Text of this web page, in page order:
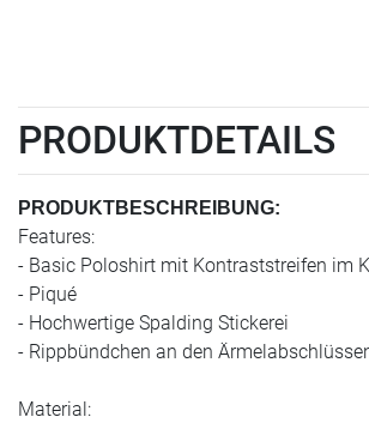
PRODUKTDETAILS
PRODUKTBESCHREIBUNG:
Features:
- Basic Poloshirt mit Kontraststreifen im
- Piqué
- Hochwertige Spalding Stickerei
- Rippbündchen an den
Material: